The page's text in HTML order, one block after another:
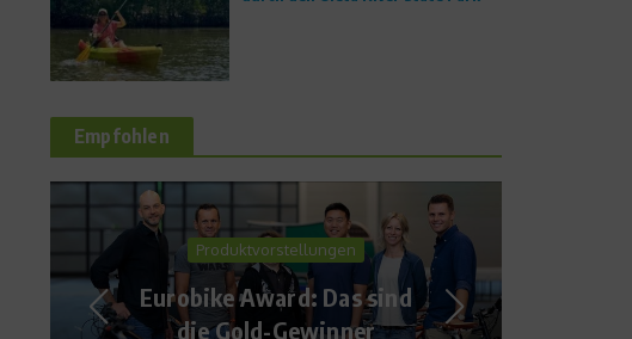
Empfohlen
Produkttest
Rucksäcke für die Skitour
von Osprey